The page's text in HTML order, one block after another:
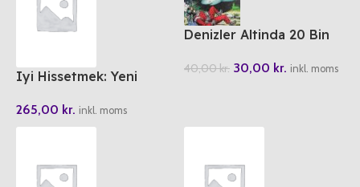
Iyi Hissetmek: Yeni
265,00 kr. inkl. moms
Denizler Altinda 20 Bin
40,00kr. 30,00 kr. inkl. moms